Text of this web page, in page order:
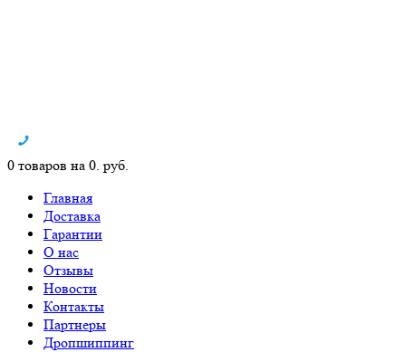
0 товаров на 0. руб.
Главная
Доставка
Гарантии
О нас
Отзывы
Новости
Контакты
Партнеры
Дропшиппинг